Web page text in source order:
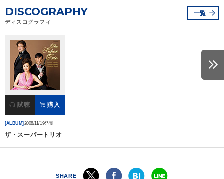
ランキング
直営ショップ
会社情報
サイトマップ
DISCOGRAPHY
ディスコグラフィ
一覧
試聴 購入
[ALBUM] 2008/11/19発売
ザ・スーパートリオ
SHARE